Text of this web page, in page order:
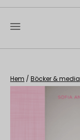
content
Hem / Böcker & media